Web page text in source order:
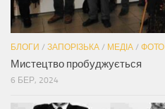
БЛОГИ / ЗАПОРІЗЬКА / МЕДІА / ФОТО
Мистецтво пробуджується
6 БЕР, 2024